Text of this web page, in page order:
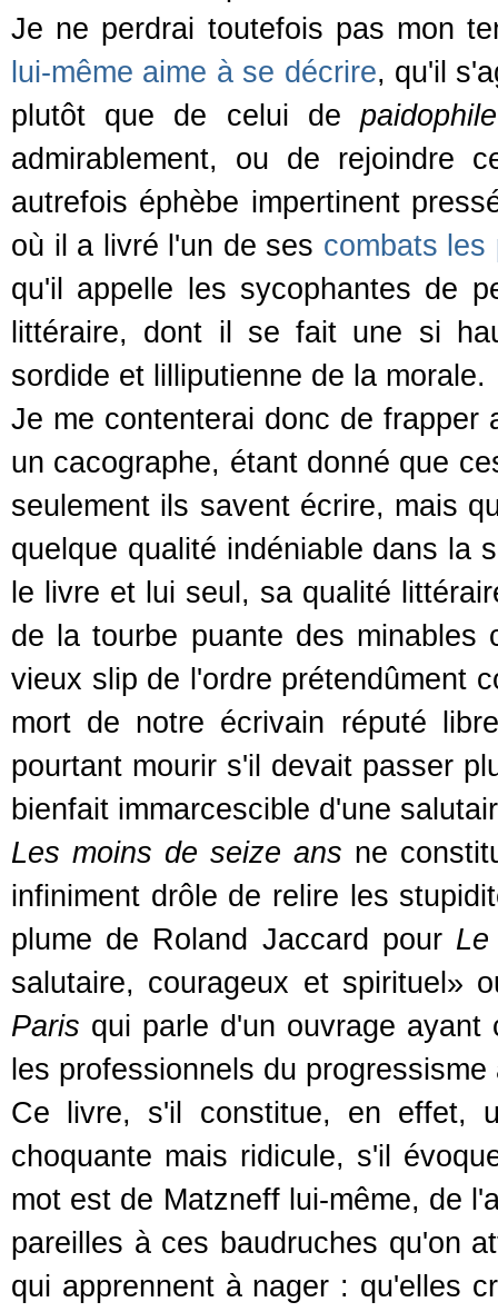
Je ne perdrai toutefois pas mon
lui-même aime à se décrire, qu'il
plutôt que de celui de paidophile
admirablement, ou de rejoindre
autrefois éphèbe impertinent
où il a livré l'un de ses combats les
qu'il appelle les sycophantes de
littéraire, dont il se fait une si
sordide et lilliputienne de la morale.
Je me contenterai donc de frapper
un cacographe, étant donné que
seulement ils savent écrire, mais
quelque qualité indéniable dans la
le livre et lui seul, sa qualité
de la tourbe puante des minables
vieux slip de l'ordre prétendûment
mort de notre écrivain réputé
pourtant mourir s'il devait passer
bienfait immarcescible d'une
Les moins de seize ans ne
infiniment drôle de relire les
plume de Roland Jaccard pour Le
salutaire, courageux et spirituel»
Paris qui parle d'un ouvrage
les professionnels du
Ce livre, s'il constitue, en effet,
choquante mais ridicule, s'il
mot est de Matzneff lui-même, de
pareilles à ces baudruches qu'on
qui apprennent à nager : qu'elles